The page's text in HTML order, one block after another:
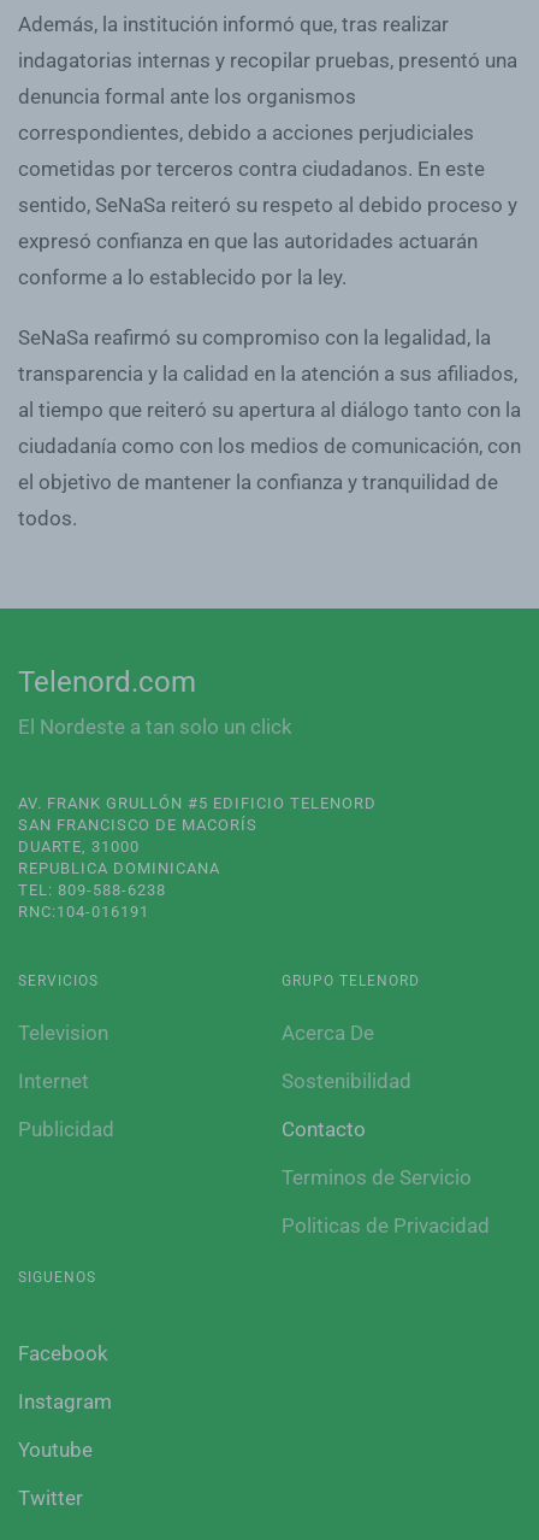
Además, la institución informó que, tras realizar
indagatorias internas y recopilar pruebas, presentó una
denuncia formal ante los organismos
correspondientes, debido a acciones perjudiciales
cometidas por terceros contra ciudadanos. En este
sentido, SeNaSa reiteró su respeto al debido proceso y
expresó confianza en que las autoridades actuarán
conforme a lo establecido por la ley.
SeNaSa reafirmó su compromiso con la legalidad, la
transparencia y la calidad en la atención a sus afiliados,
al tiempo que reiteró su apertura al diálogo tanto con la
ciudadanía como con los medios de comunicación, con
el objetivo de mantener la confianza y tranquilidad de
todos.
Telenord.com
El Nordeste a tan solo un click
AV. FRANK GRULLÓN #5 EDIFICIO TELENORD
SAN FRANCISCO DE MACORÍS
DUARTE, 31000
REPUBLICA DOMINICANA
TEL: 809-588-6238
RNC:104-016191
SERVICIOS
Television
Internet
Publicidad
GRUPO TELENORD
Acerca De
Sostenibilidad
Contacto
Terminos de Servicio
Politicas de Privacidad
SIGUENOS
Facebook
Instagram
Youtube
Twitter